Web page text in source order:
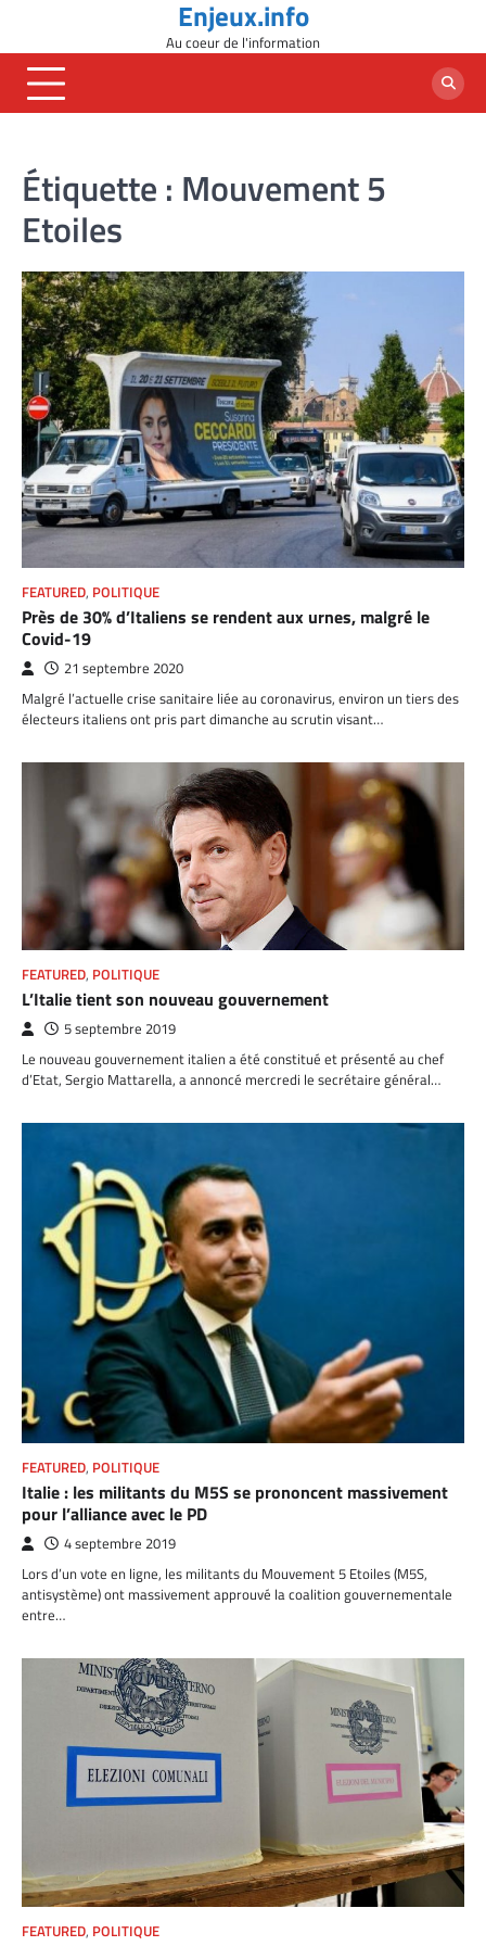
content
Enjeux.info
Au coeur de l'information
Étiquette : Mouvement 5
Etoiles
FEATURED, POLITIQUE
Près de 30% d’Italiens se rendent aux urnes, malgré le
Covid-19
21 septembre 2020
Malgré l’actuelle crise sanitaire liée au coronavirus, environ un tiers des
électeurs italiens ont pris part dimanche au scrutin visant…
FEATURED, POLITIQUE
L’Italie tient son nouveau gouvernement
5 septembre 2019
Le nouveau gouvernement italien a été constitué et présenté au chef
d’Etat, Sergio Mattarella, a annoncé mercredi le secrétaire général…
FEATURED, POLITIQUE
Italie : les militants du M5S se prononcent massivement
pour l’alliance avec le PD
4 septembre 2019
Lors d’un vote en ligne, les militants du Mouvement 5 Etoiles (M5S,
antisystème) ont massivement approuvé la coalition gouvernementale
entre…
FEATURED, POLITIQUE